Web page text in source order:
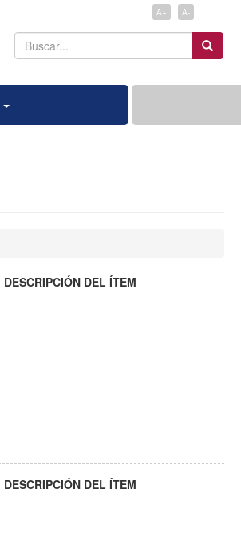
A+ A-
Search
Search Search
DESCRIPCIÓN DEL ÍTEM
DESCRIPCIÓN DEL ÍTEM